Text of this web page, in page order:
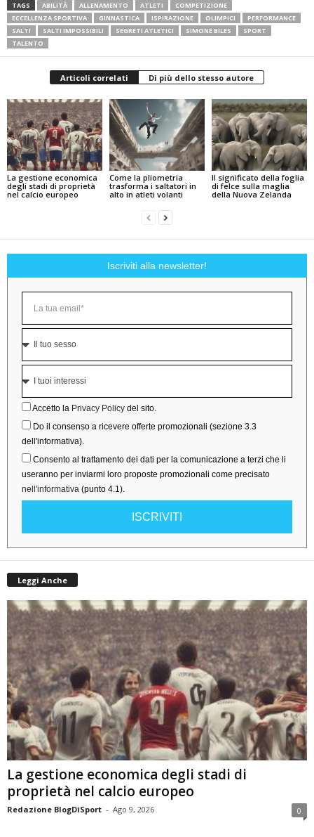
TAGS ABILITÀ ALLENAMENTO ATLETI
COMPETIZIONE
ECCELLENZA SPORTIVA
GINNASTICA ISPIRAZIONE OLIMPICI
PERFORMANCE
SALTI
SALTI IMPOSSIBILI SEGRETI ATLETICI SIMONE BILES
SPORT
TALENTO
Articoli correlati Di più dello stesso autore
La gestione economica
degli stadi di proprietà
nel calcio europeo
Come la pliometria
trasforma i saltatori in
alto in atleti volanti
Il significato della foglia
di felce sulla maglia
della Nuova Zelanda
Iscriviti alla newsletter!
Accetto la Privacy Policy del sito.
Do il consenso a ricevere offerte promozionali (sezione 3.3
dell'informativa).
Consento al trattamento dei dati per la comunicazione a terzi che li
useranno per inviarmi loro proposte promozionali come precisato
nell'informativa (punto 4.1).
ISCRIVITI
Leggi Anche
La gestione economica degli stadi di
proprietà nel calcio europeo
Redazione BlogDiSport - Ago 9, 2026 0